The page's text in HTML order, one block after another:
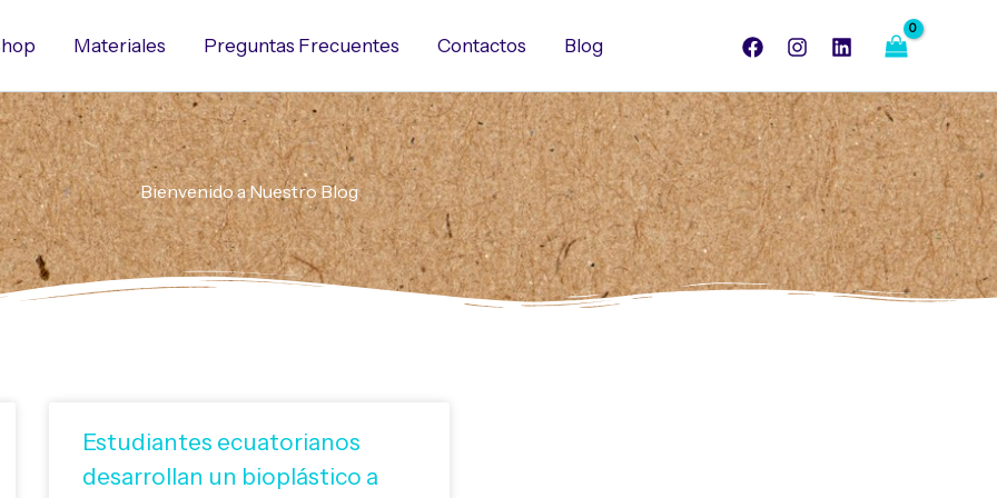
Materiales Preguntas Frecuentes Contactos Blog
Bienvenido a Nuestro Blog
Estudiantes ecuatorianos
desarrollan un bioplástico a